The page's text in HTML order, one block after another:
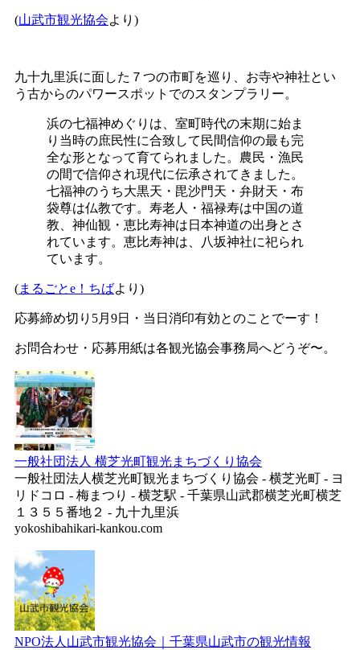
(山武市観光協会より)
九十九里浜に面した７つの市町を巡り、お寺や神社とい
う古からのパワースポットでのスタンプラリー。
浜の七福神めぐりは、室町時代の末期に始ま
り当時の庶民性に合致して民間信仰の最も完
全な形となって育てられました。農民・漁民
の間で信仰され現代に伝承されてきました。
七福神のうち大黒天・毘沙門天・弁財天・布
袋尊は仏教です。寿老人・福禄寿は中国の道
教、神仙観・恵比寿神は日本神道の出身とさ
れています。恵比寿神は、八坂神社に祀られ
ています。
(まるごとe！ちばより)
応募締め切り5月9日・当日消印有効とのことでーす！
お問合わせ・応募用紙は各観光協会事務局へどうぞ〜。
一般社団法人 横芝光町観光まちづくり協会
一般社団法人横芝光町観光まちづくり協会 - 横芝光町 - ヨ
リドコロ - 梅まつり - 横芝駅 - 千葉県山武郡横芝光町横芝
１３５５番地２ - 九十九里浜
yokoshibahikari-kankou.com
NPO法人山武市観光協会｜千葉県山武市の観光情報